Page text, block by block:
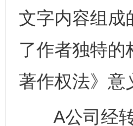
文字内容组成
了作者独特的
著作权法》意
A公司经转